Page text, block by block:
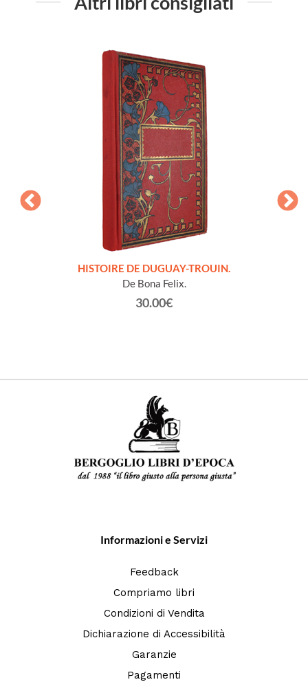
HISTOIRE DE DUGUAY-TROUIN.
De Bona Felix.
30.00€
Informazioni e Servizi
Feedback
Compriamo libri
Condizioni di Vendita
Dichiarazione di Accessibilità
Garanzie
Pagamenti